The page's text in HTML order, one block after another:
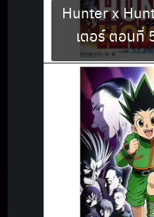
Hunter x
เตอร์ ตอนที่